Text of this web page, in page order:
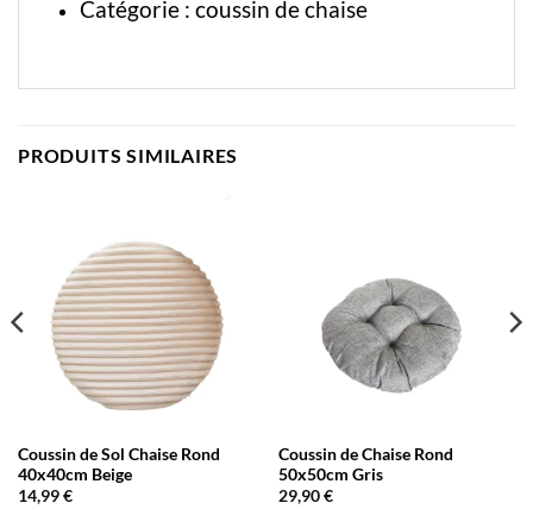
Catégorie : coussin de chaise
PRODUITS SIMILAIRES
Coussin de Sol Chaise Rond
40x40cm Beige
14,99€
Coussin de Chaise Rond
50x50cm Gris
29,90€